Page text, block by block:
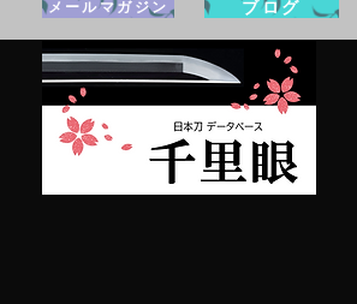
メールマガジン ブログ